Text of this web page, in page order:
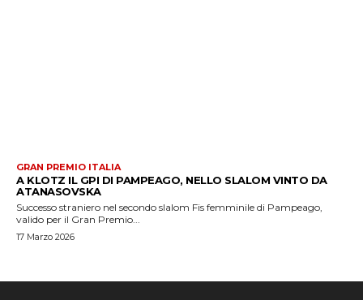
GRAN PREMIO ITALIA
A KLOTZ IL GPI DI PAMPEAGO, NELLO SLALOM VINTO DA
ATANASOVSKA
Successo straniero nel secondo slalom Fis femminile di Pampeago,
valido per il Gran Premio...
17 Marzo 2026